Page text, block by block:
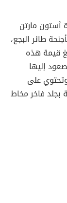
آستون مارتن
طائر البجع،
قيمة هذه
إليها
197،850 دولار، وتحتوي على
بجلد فاخر مخاط